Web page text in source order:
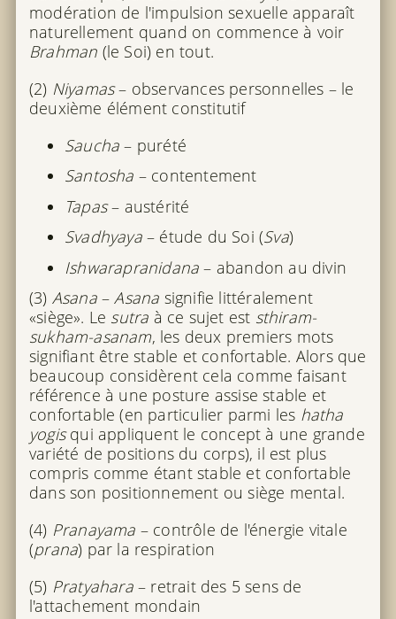
modération de l'impulsion sexuelle apparaît
naturellement quand on commence à voir
Brahman (le Soi) en tout.
(2) Niyamas– observances personnelles – le
deuxième élément constitutif
Saucha – purété
Santosha – contentement
Tapas– austérité
Svadhyaya– étude du Soi (Sva)
Ishwarapranidana – abandon au divin
(3) Asana–Asana signifie littéralement
«siège». Le sutra à ce sujet est sthiram-
sukham-asanam, les deux premiers mots
signifiant être stable et confortable. Alors que
beaucoup considèrent cela comme faisant
référence à une posture assise stable et
confortable (en particulier parmi les hatha
yogisqui appliquent le concept à une grande
variété de positions du corps), il est plus
compris comme étant stable et confortable
dans son positionnement ou siège mental.
(4) Pranayama – contrôle de l'énergie vitale
(prana) par la respiration
(5) Pratyahara– retrait des 5 sens de
l'attachement mondain